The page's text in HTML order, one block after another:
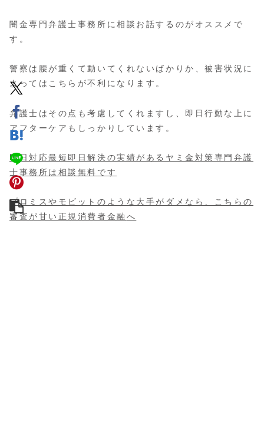
闇金専門弁護士事務所に相談お話するのがオススメで
す。
警察は腰が重くて動いてくれないばかりか、被害状況に
よってはこちらが不利になります。
弁護士はその点も考慮してくれますし、即日行動な上に
アフターケアもしっかりしています。
即日対応最短即日解決の実績があるヤミ金対策専門弁護
士事務所は 相談無料 です
プロミスやモビットのような大手がダメなら、こちらの
審査が甘い正規消費者金融 へ